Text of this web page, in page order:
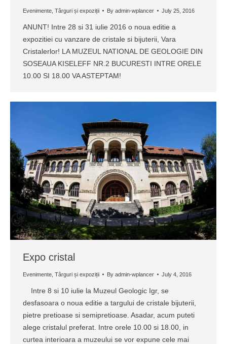
Evenimente Târguri și expoziții By admin-wplancer July 25, 2016
ANUNT! Intre 28 si 31 iulie 2016 o noua editie a
expozitiei cu vanzare de cristale si bijuterii, Vara
Cristalerlor! LA MUZEUL NATIONAL DE GEOLOGIE DIN
SOSEAUA KISELEFF NR.2 BUCURESTI INTRE ORELE
10.00 SI 18.00 VA ASTEPTAM!
Expo cristal
Evenimente Târguri și expoziții By admin-wplancer July 4, 2016
Intre 8 si 10 iulie la Muzeul Geologic Igr, se
desfasoara o noua editie a targului de cristale bijuterii,
pietre pretioase si semipretioase. Asadar, acum puteti
alege cristalul preferat. Intre orele 10.00 si 18.00, in
curtea interioara a muzeului se vor expune cele mai